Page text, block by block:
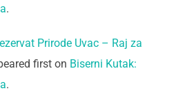
.
Prirode Uvac – Raj za
first on Biserni Kutak:
.